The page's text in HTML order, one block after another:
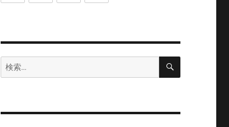
検
索:
検